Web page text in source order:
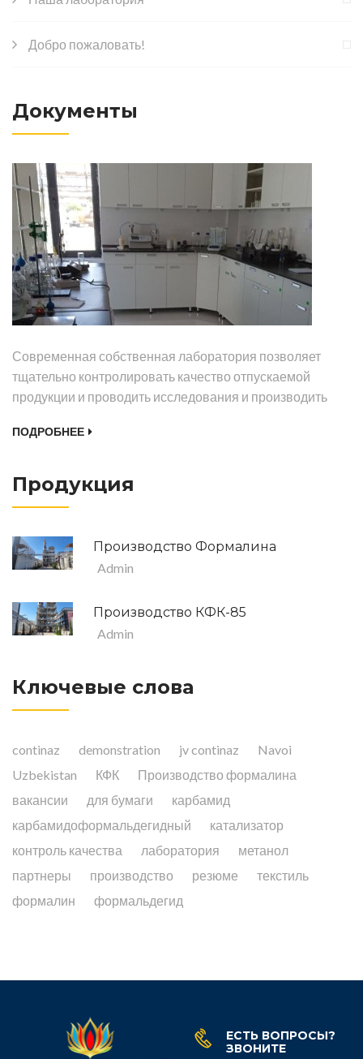
Добро пожаловать!
Документы
Современная собственная лаборатория позволяет
тщательно контролировать качество отпускаемой
продукции и проводить исследования и производить
ПОДРОБНЕЕ
Продукция
Производство Формалина
Admin
Производство КФК-85
Admin
Ключевые слова
continaz demonstration jv continaz
Navoi
Uzbekistan
КФК
Производство формалина
вакансии
для бумаги
карбамид
карбамидоформальдегидный
катализатор
контроль качества
лаборатория
метанол
партнеры
производство резюме
текстиль
формалин
формальдегид
ЕСТЬ ВОПРОСЫ?
ЗВОНИТЕ